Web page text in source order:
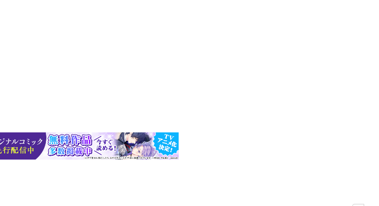
とん愉しむ生活術が、体験談を交えて綴られている。著者は、
、自分の世界がゆたかになることだという。20代、30代には味